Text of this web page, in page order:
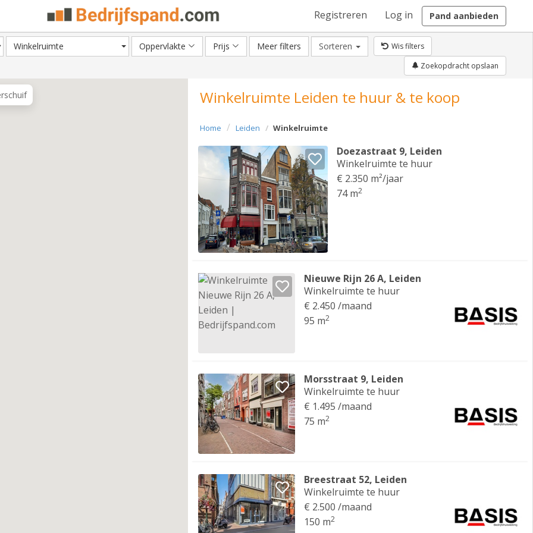
Registreren Log in Pand aanbieden
Winkelruimte Oppervlakte Prijs Meer filters Sorteren
Wis filters
Zoekopdracht opslaan
Winkelruimte Leiden te huur & te koop
Home Leiden Winkelruimte
Doezastraat 9, Leiden
Winkelruimte te huur
€ 2.350 m²/jaar
74 m2
Nieuwe Rijn 26 A, Leiden
Winkelruimte te huur
€ 2.450 /maand
95 m2
Morsstraat 9, Leiden
Winkelruimte te huur
€ 1.495 /maand
75 m2
Breestraat 52, Leiden
Winkelruimte te huur
€ 2.500 /maand
150 m2